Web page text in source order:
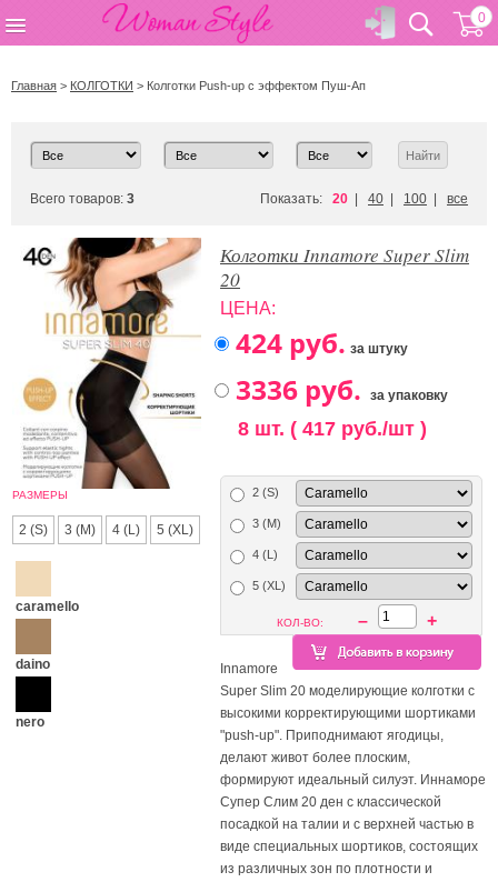
0
Главная > КОЛГОТКИ > Колготки Push-up с эффектом Пуш-Ап
Всего товаров: 3 Показать: 20 40 100 все
РАЗМЕРЫ
2 (S) 3 (M) 4 (L) 5 (XL)
caramello
daino
nero
Колготки Innamore Super Slim
20
ЦЕНА:
за штуку
за упаковку
8 шт. ( 417 руб./шт )
2 (S)
3 (M)
4 (L)
5 (XL)
КОЛ-ВО: – +
Innamore
Super Slim 20 моделирующие колготки с
высокими корректирующими шортиками
"push-up". Приподнимают ягодицы,
делают живот более плоским,
формируют идеальный силуэт. Иннаморе
Супер Слим 20 ден с классической
посадкой на талии и c верхней частью в
виде специальных шортиков, состоящих
из различных зон по плотности и